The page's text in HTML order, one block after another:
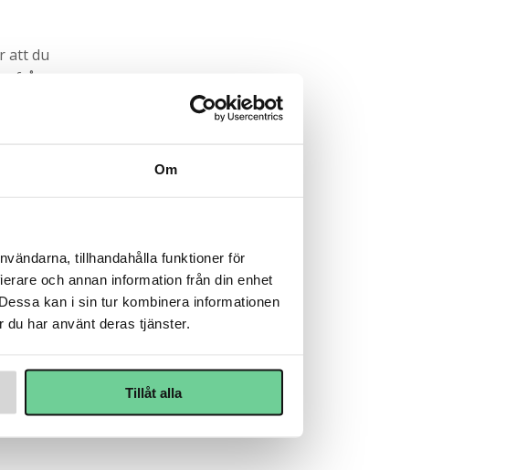
Om
tillhandahålla funktioner för
och annan information från din enhet
kan i sin tur kombinera informationen
du har använt deras tjänster.
Tillåt alla
att du
fråga
är en